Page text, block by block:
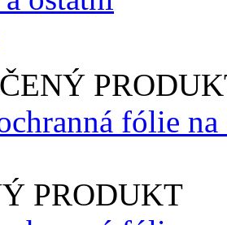
fólie
PRODUKT